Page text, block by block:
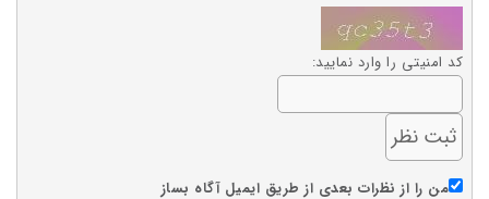
کد امنیتی را وارد نمایید:
من را از نظرات بعدی از طریق ایمیل آگاه بساز